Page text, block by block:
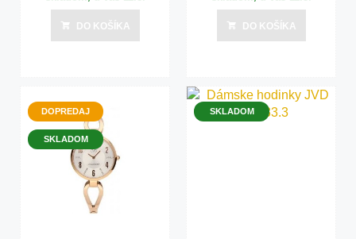
DO KOŠÍKA DO KOŠÍKA
DOPREDAJ
SKLADOM
SKLADOM